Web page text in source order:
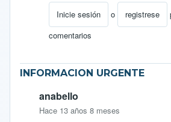
Inicie sesión o registrese
comentarios
En respuesta a FElicitaciones
INFORMACION URGENTE
anabello
Hace 13 años 8 meses